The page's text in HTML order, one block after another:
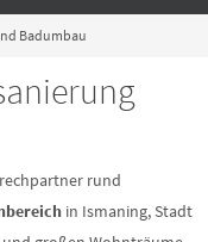
Badumbau
rund
in Ismaning, Stadt